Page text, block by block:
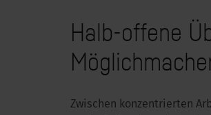
Halb-offene
Zwischen konzentrierten